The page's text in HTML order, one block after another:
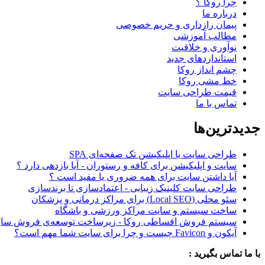
درباره ما
پیمان رازداری و حریم خصوصی
مطالب آموزشی
نوآوری و خلاقیت
استانداردهای جدید
چشم انداز روکا
خط مشی روکا
قیمت طراحی سایت
تماس با ما
جدیدترین‌ها
طراحی سایت یا اپلیکیشن تک صفحه‌ای SPA
سایت و اپلیکیشن برای کافه و رستوران - آیا بازدهی دارد ؟
آیا داشتن سایت برای همه ضروری یا مفید است ؟
طراحی سایت کلینیک زیبایی - اعتمادسازی تا برندسازی
سئو محلی (Local SEO) برای مراکز درمانی و پزشکان
ساخت سیستم و سایت مراکز ورزشی و باشگاه
سیستم فروش اقساطی روکا - زیرساخت توسعه‌ی فروش
آیکون و Favicon چیست و چرا برای سایت شما مهم است؟
با ما تماس بگیرید :